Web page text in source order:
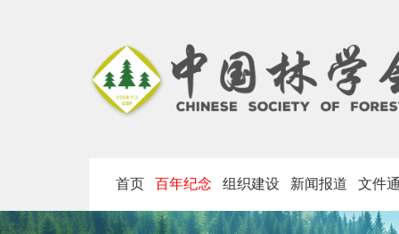
首页 百年纪念 组织建设 新闻报道 文件